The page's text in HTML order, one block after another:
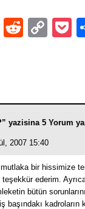
LinkedIn
Reddit
yazisina 5 Yorum
2007 15:40
mutlaka bir hissimize
ederim.
bütün
başındakı kadroların